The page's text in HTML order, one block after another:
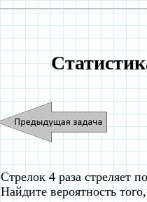
Стрелок 4 раза стреляет
Найдите вероятность